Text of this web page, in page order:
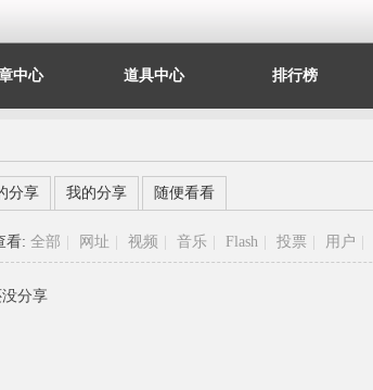
中心 道具中心 排行榜
分享 我的分享 随便看看
看:全部 网址 视频 音乐 Flash 投票 用户
分享